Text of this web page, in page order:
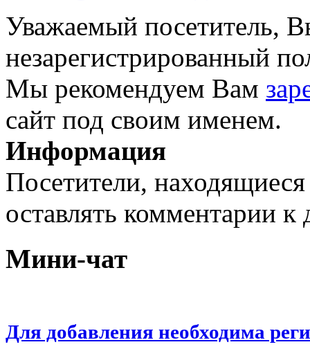
Уважаемый посетитель,
незарегистрированный
Мы рекомендуем Вам
сайт под своим именем.
Информация
Посетители,
оставлять комментарии
Мини-чат
Для добавления необходима